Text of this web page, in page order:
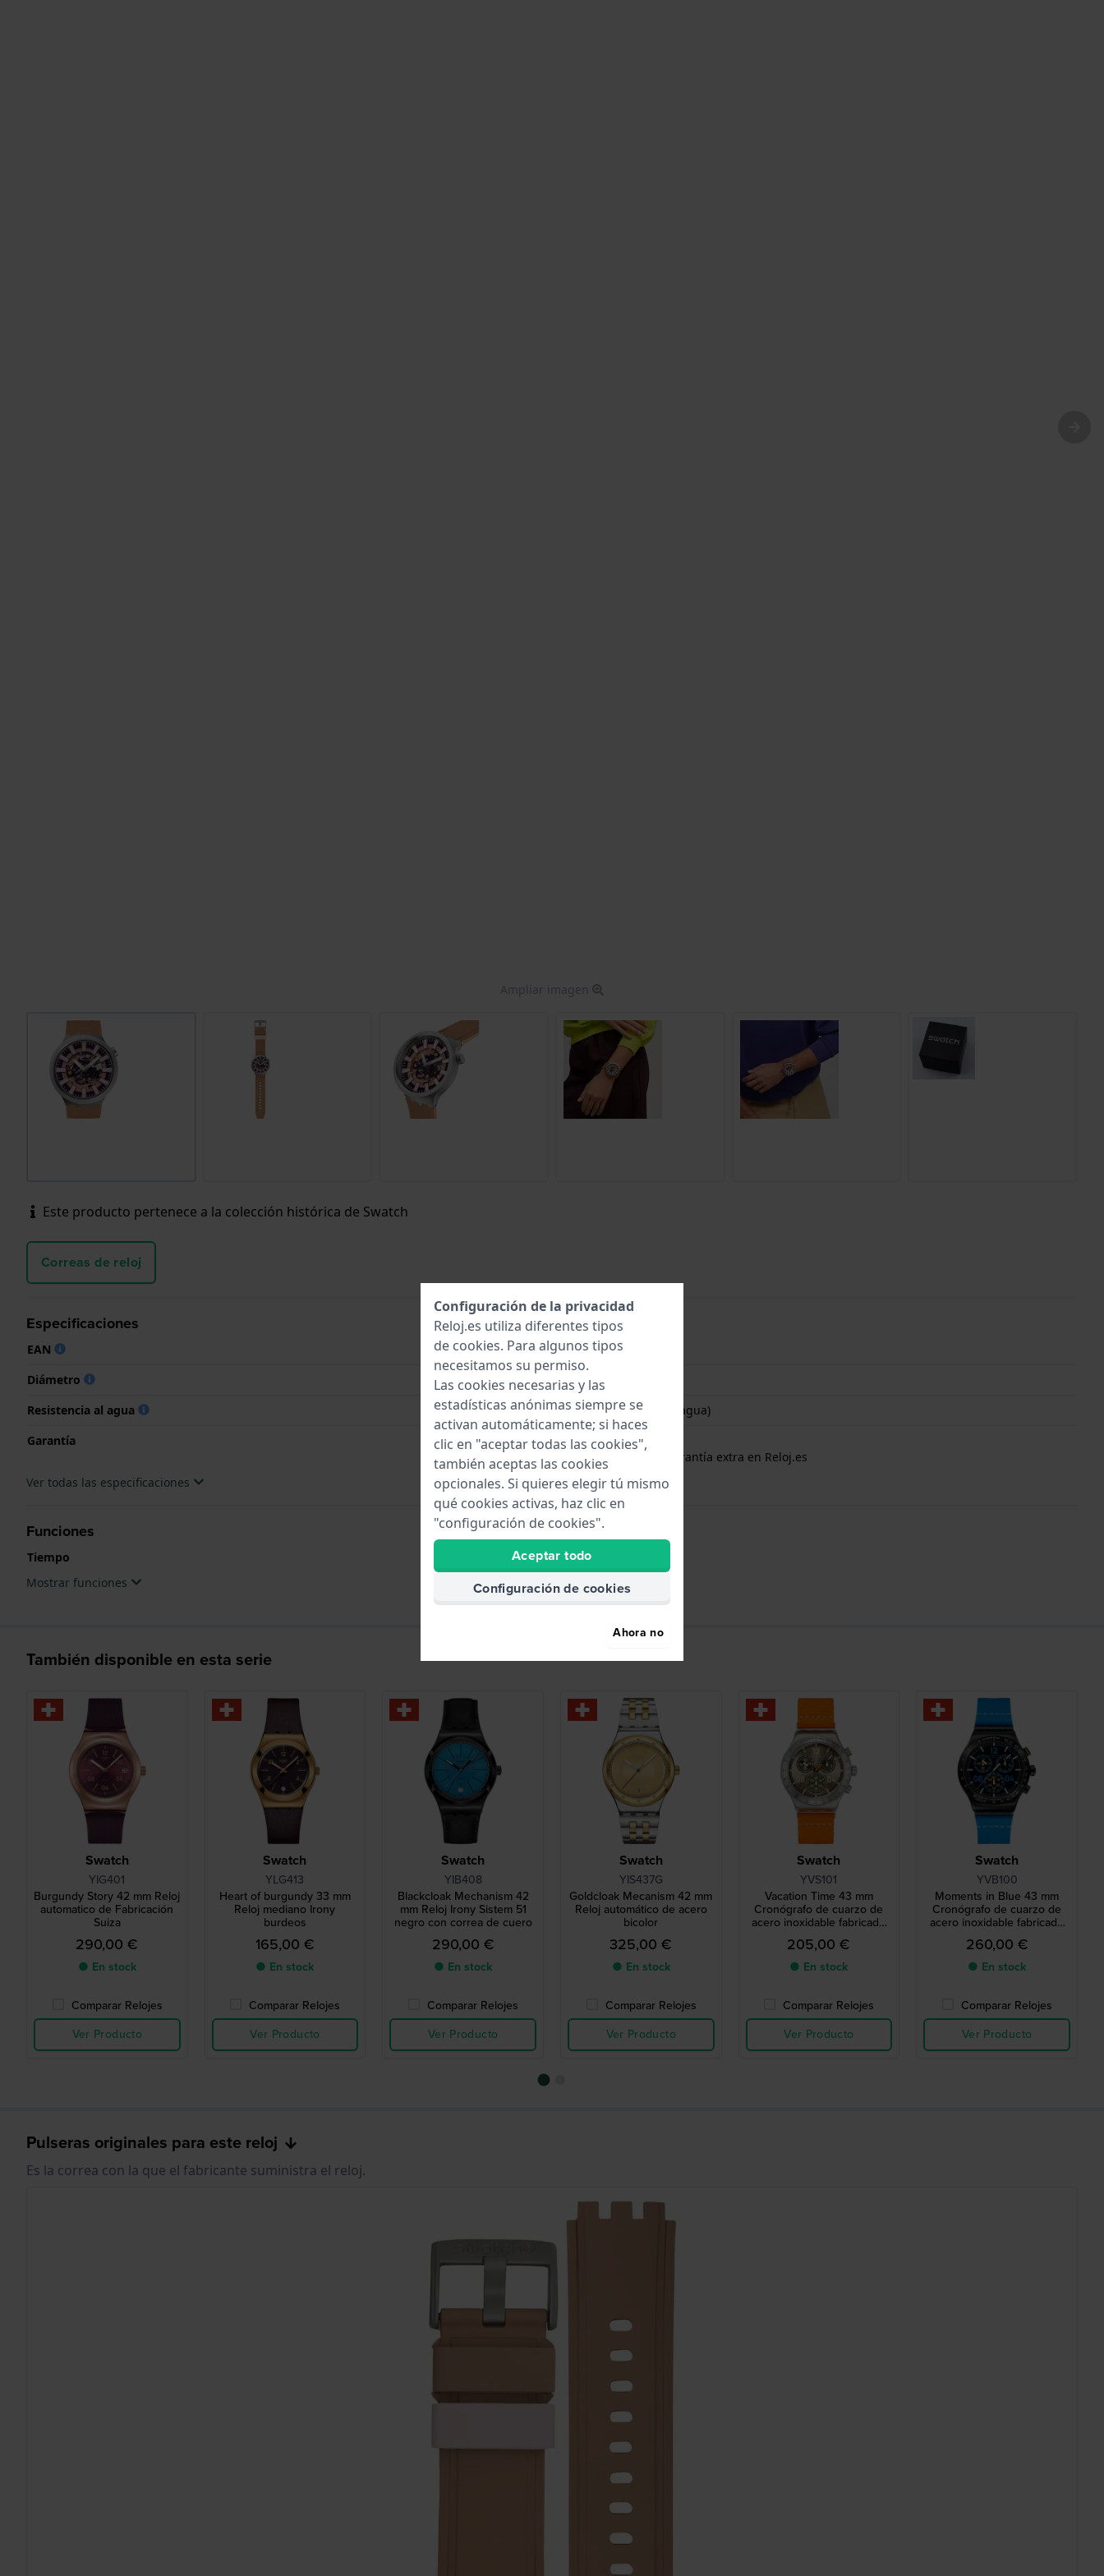
Ampliar imagen
Este producto pertenece a la colección histórica de Swatch
Correas de reloj
Especificaciones
EAN
7610522885448
Diámetro
47 mm
Resistencia al agua
3 Bar (salpicaduras de agua)
Garantía
2 años de garantía
gratuito
1 año de garantía extra en Reloj.es
Ver todas las especificaciones
Funciones
Tiempo
Horas - Aguja análoga
Mostrar funciones
También disponible en esta serie
Swatch
YIG401
Burgundy Story 42 mm Reloj
automatico de Fabricación
Suiza
290,00 €
● En stock
Comparar Relojes
Ver Producto
Swatch
YLG413
Heart of burgundy 33 mm
Reloj mediano Irony
burdeos
165,00 €
● En stock
Comparar Relojes
Ver Producto
Swatch
YIB408
Blackcloak Mechanism 42
mm Reloj Irony Sistem 51
negro con correa de cuero
290,00 €
● En stock
Comparar Relojes
Ver Producto
Swatch
YIS437G
Goldcloak Mecanism 42 mm
Reloj automático de acero
bicolor
325,00 €
● En stock
Comparar Relojes
Ver Producto
Swatch
YVS101
Vacation Time 43 mm
Cronógrafo de cuarzo de
acero inoxidable fabricado
en Suiza
205,00 €
● En stock
Comparar Relojes
Ver Producto
Swatch
YVB100
Moments in Blue 43 mm
Cronógrafo de cuarzo de
acero inoxidable fabricado
en Suiza
260,00 €
● En stock
Comparar Relojes
Ver Producto
Pulseras originales para este reloj
Es la correa con la que el fabricante suministra el reloj.
Configuración de la privacidad
Reloj.es utiliza diferentes tipos
de cookies. Para algunos tipos
necesitamos su permiso.
Las cookies necesarias y las
estadísticas anónimas siempre se
activan automáticamente; si haces
clic en "aceptar todas las cookies",
también aceptas las cookies
opcionales. Si quieres elegir tú mismo
qué cookies activas, haz clic en
"configuración de cookies".
Aceptar todo
Configuración de cookies
Ahora no